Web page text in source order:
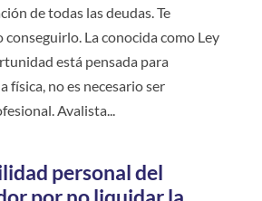
de todas las deudas. Te
conseguirlo. La conocida como Ley
está pensada para
física, no es necesario ser
Avalista...
personal del